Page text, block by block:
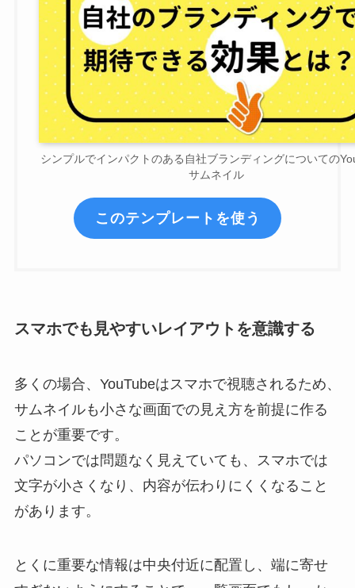
シンプルでインパクトのある自社ブランディングについての
サムネイル
このテンプレートを使う
スマホでも見やすいレイアウトを意識する
多くの場合、YouTubeはスマホで視聴されるため、
サムネイルも小さな画面での見え方を前提に作る
ことが重要です。
パソコンでは問題なく見えていても、スマホでは
文字が小さくなり、内容が伝わりにくくなること
があります。
とくに重要な情報は中央付近に配置し、端に寄せ